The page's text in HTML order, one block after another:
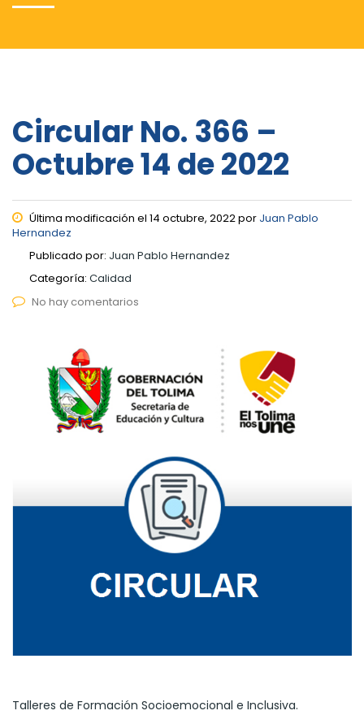
Circular No. 366 –
Octubre 14 de 2022
Última modificación el 14 octubre, 2022 por Juan Pablo
Hernandez
Publicado por: Juan Pablo Hernandez
Categoría: Calidad
No hay comentarios
Talleres de Formación Socioemocional e Inclusiva.